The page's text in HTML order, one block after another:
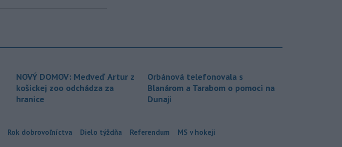
NOVÝ DOMOV: Medveď Artur z
košickej zoo odchádza za
hranice
Orbánová telefonovala s
Blanárom a Tarabom o pomoci na
Dunaji
Rok dobrovoľníctva Dielo týždňa Referendum MS v hokeji